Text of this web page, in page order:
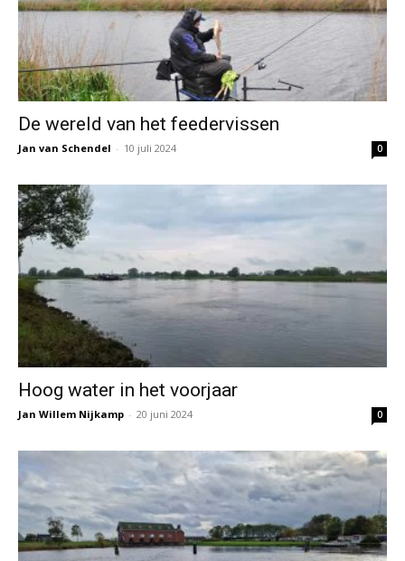
De wereld van het feedervissen
Jan van Schendel - 10 juli 2024 0
Hoog water in het voorjaar
Jan Willem Nijkamp - 20 juni 2024 0